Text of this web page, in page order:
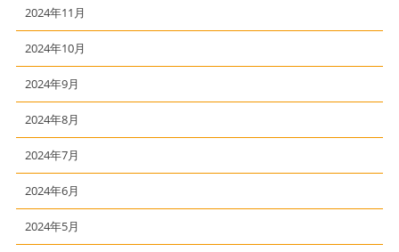
2024年11月
2024年10月
2024年9月
2024年8月
2024年7月
2024年6月
2024年5月